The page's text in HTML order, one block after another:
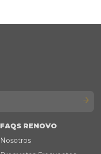
FAQS RENOVO
Nosotros